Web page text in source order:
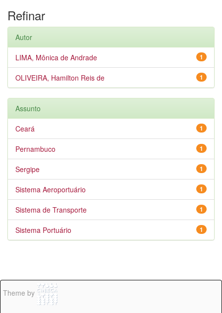
Refinar
Autor
1
LIMA, Mônica de Andrade
1
OLIVEIRA, Hamilton Reis de
Assunto
1
Ceará
1
Pernambuco
1
Sergipe
1
Sistema Aeroportuário
1
Sistema de Transporte
1
Sistema Portuário
Theme by